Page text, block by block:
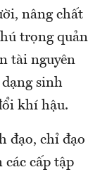
nâng chất
trọng quản
tài nguyên
sinh
khí hậu.
đạo, chỉ đạo
các cấp tập